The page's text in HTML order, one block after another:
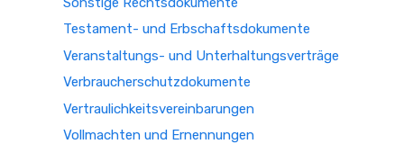
Testament- und Erbschaftsdokumente
Veranstaltungs- und Unterhaltungsverträge
Verbraucherschutzdokumente
Vertraulichkeitsvereinbarungen
Vollmachten und Ernennungen